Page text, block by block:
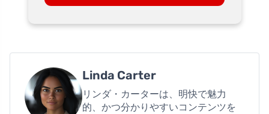
Linda Carter
リンダ・カーターは、明快で魅力
的、かつ分かりやすいコンテンツを